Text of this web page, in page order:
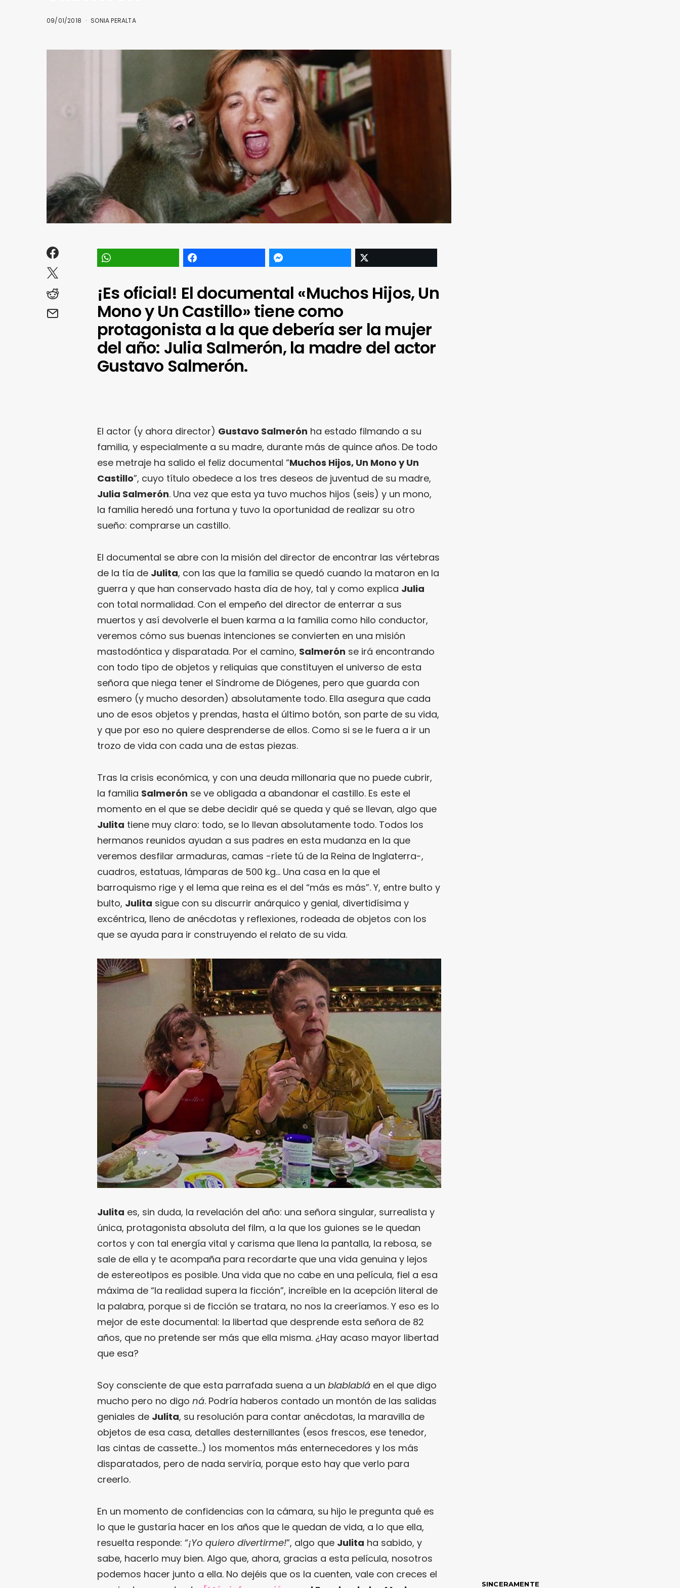
09/01/2018 SONIA PERALTA
¡Es oficial! El documental «Muchos Hijos, Un
Mono y Un Castillo» tiene como
protagonista a la que debería ser la mujer
del año: Julia Salmerón, la madre del actor
Gustavo Salmerón.
El actor (y ahora director) Gustavo Salmerón ha estado filmando a su
familia, y especialmente a su madre, durante más de quince años. De todo
ese metraje ha salido el feliz documental “Muchos Hijos, Un Mono y Un
Castillo”, cuyo título obedece a los tres deseos de juventud de su madre,
Julia Salmerón. Una vez que esta ya tuvo muchos hijos (seis) y un mono,
la familia heredó una fortuna y tuvo la oportunidad de realizar su otro
sueño: comprarse un castillo.
El documental se abre con la misión del director de encontrar las vértebras
de la tía de Julita, con las que la familia se quedó cuando la mataron en la
guerra y que han conservado hasta día de hoy, tal y como explica Julia
con total normalidad. Con el empeño del director de enterrar a sus
muertos y así devolverle el buen karma a la familia como hilo conductor,
veremos cómo sus buenas intenciones se convierten en una misión
mastodóntica y disparatada. Por el camino, Salmerón se irá encontrando
con todo tipo de objetos y reliquias que constituyen el universo de esta
señora que niega tener el Síndrome de Diógenes, pero que guarda con
esmero (y mucho desorden) absolutamente todo. Ella asegura que cada
uno de esos objetos y prendas, hasta el último botón, son parte de su vida,
y que por eso no quiere desprenderse de ellos. Como si se le fuera a ir un
trozo de vida con cada una de estas piezas.
Tras la crisis económica, y con una deuda millonaria que no puede cubrir,
la familia Salmerón se ve obligada a abandonar el castillo. Es este el
momento en el que se debe decidir qué se queda y qué se llevan, algo que
Julita tiene muy claro: todo, se lo llevan absolutamente todo. Todos los
hermanos reunidos ayudan a sus padres en esta mudanza en la que
veremos desfilar armaduras, camas -ríete tú de la Reina de Inglaterra-,
cuadros, estatuas, lámparas de 500 kg… Una casa en la que el
barroquismo rige y el lema que reina es el del “más es más”. Y, entre bulto y
bulto, Julita sigue con su discurrir anárquico y genial, divertidísima y
excéntrica, lleno de anécdotas y reflexiones, rodeada de objetos con los
que se ayuda para ir construyendo el relato de su vida.
Julita es, sin duda, la revelación del año: una señora singular, surrealista y
única, protagonista absoluta del film, a la que los guiones se le quedan
cortos y con tal energía vital y carisma que llena la pantalla, la rebosa, se
sale de ella y te acompaña para recordarte que una vida genuina y lejos
de estereotipos es posible. Una vida que no cabe en una película, fiel a esa
máxima de “la realidad supera la ficción”, increíble en la acepción literal de
la palabra, porque si de ficción se tratara, no nos la creeríamos. Y eso es lo
mejor de este documental: la libertad que desprende esta señora de 82
años, que no pretende ser más que ella misma. ¿Hay acaso mayor libertad
que esa?
Soy consciente de que esta parrafada suena a un blablablá en el que digo
mucho pero no digo ná. Podría haberos contado un montón de las salidas
geniales de Julita, su resolución para contar anécdotas, la maravilla de
objetos de esa casa, detalles desternillantes (esos frescos, ese tenedor,
las cintas de cassette…) los momentos más enternecedores y los más
disparatados, pero de nada serviría, porque esto hay que verlo para
creerlo.
En un momento de confidencias con la cámara, su hijo le pregunta qué es
lo que le gustaría hacer en los años que le quedan de vida, a lo que ella,
resuelta responde: “¡Yo quiero divertirme!”, algo que Julita ha sabido, y
sabe, hacerlo muy bien. Algo que, ahora, gracias a esta película, nosotros
podemos hacer junto a ella. No dejéis que os la cuenten, vale con creces el
SINCERAMENTE